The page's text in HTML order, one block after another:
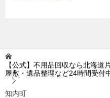
【公式】不用品回収なら北海道
屋敷・遺品整理など24時間受付
知内町